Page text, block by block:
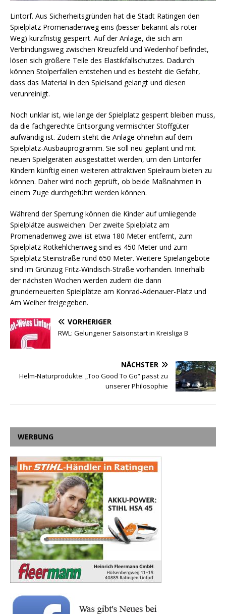
Lintorf. Aus Sicherheitsgründen hat die Stadt Ratingen den
Spielplatz Promenadenweg eins (besser bekannt als roter
Weg) kurzfristig gesperrt. Auf der Anlage, die sich am
Verbindungsweg zwischen Kreuzfeld und Wedenhof befindet,
lösen sich größere Teile des Elastikfallschutzes. Dadurch
können Stolperfallen entstehen und es besteht die Gefahr,
dass das Material in den Spielsand gelangt und diesen
verunreinigt.
Noch unklar ist, wie lange der Spielplatz gesperrt bleiben muss,
da die fachgerechte Entsorgung vermischter Stoffgüter
aufwändig ist. Zudem steht die Anlage ohnehin auf dem
Spielplatz-Ausbauprogramm. Sie soll neu geplant und mit
neuen Spielgeräten ausgestattet werden, um den Lintorfer
Kindern künftig einen weiteren attraktiven Spielraum bieten zu
können. Daher wird noch geprüft, ob beide Maßnahmen in
einem Zuge durchgeführt werden können.
Während der Sperrung können die Kinder auf umliegende
Spielplätze ausweichen: Der zweite Spielplatz am
Promenadenweg zwei ist etwa 180 Meter entfernt, zum
Spielplatz Rotkehlchenweg sind es 450 Meter und zum
Spielplatz Steinstraße rund 650 Meter. Weitere Spielangebote
sind im Grünzug Fritz-Windisch-Straße vorhanden. Innerhalb
der nächsten Wochen werden zudem die dann
grunderneuerten Spielplätze am Konrad-Adenauer-Platz und
Am Weiher freigegeben.
VORHERIGER
RWL: Gelungener Saisonstart in Kreisliga B
NÄCHSTER
Helm-Naturprodukte: „Too Good To Go“ passt zu
unserer Philosophie
WERBUNG